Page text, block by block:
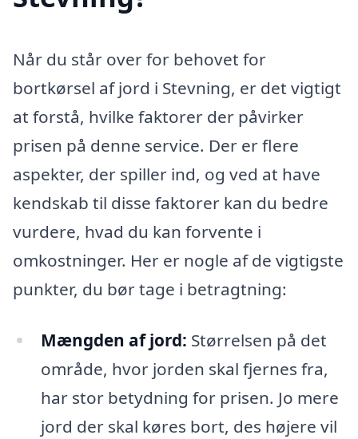
Når du står over for behovet for
bortkørsel af jord i Stevning, er det vigtigt
at forstå, hvilke faktorer der påvirker
prisen på denne service. Der er flere
aspekter, der spiller ind, og ved at have
kendskab til disse faktorer kan du bedre
vurdere, hvad du kan forvente i
omkostninger. Her er nogle af de vigtigste
punkter, du bør tage i betragtning:
Mængden af jord: Størrelsen på det
område, hvor jorden skal fjernes fra,
har stor betydning for prisen. Jo mere
jord der skal køres bort, des højere vil